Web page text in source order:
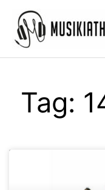
Inhalt
springen
Tag: